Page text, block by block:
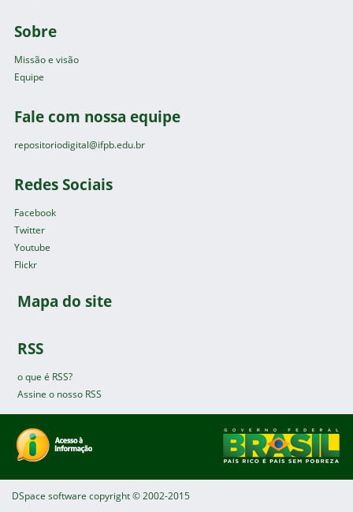
Sobre
Missão e visão
Equipe
Fale com nossa equipe
repositoriodigital@ifpb.edu.br
Redes Sociais
Facebook
Twitter
Youtube
Flickr
Mapa do site
RSS
o que é RSS?
Assine o nosso RSS
DSpace software copyright © 2002-2015